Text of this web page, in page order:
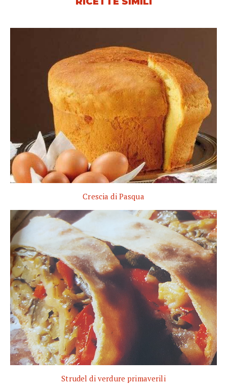
Crescia di Pasqua
Strudel di verdure primaverili